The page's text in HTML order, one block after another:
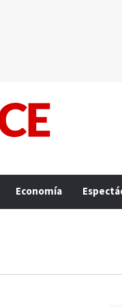
Economía